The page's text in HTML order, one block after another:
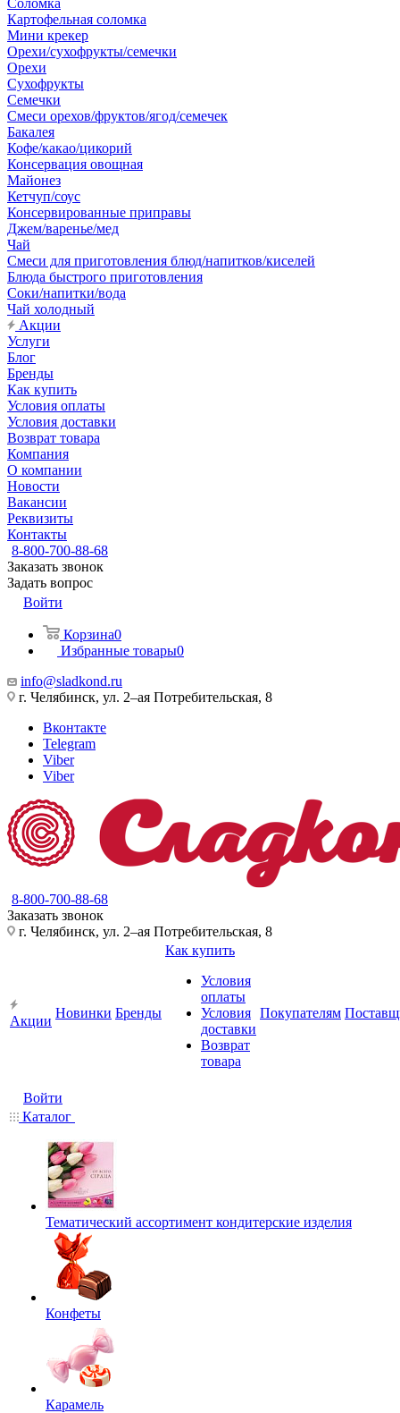
Соломка
Картофельная соломка
Мини крекер
Орехи/сухофрукты/семечки
Орехи
Сухофрукты
Семечки
Смеси орехов/фруктов/ягод/семечек
Бакалея
Кофе/какао/цикорий
Консервация овощная
Майонез
Кетчуп/соус
Консервированные приправы
Джем/варенье/мед
Чай
Смеси для приготовления блюд/напитков/киселей
Блюда быстрого приготовления
Соки/напитки/вода
Чай холодный
Акции
Услуги
Блог
Бренды
Как купить
Условия оплаты
Условия доставки
Возврат товара
Компания
О компании
Новости
Вакансии
Реквизиты
Контакты
8-800-700-88-68
Заказать звонок
Задать вопрос
Войти
Корзина0
Избранные товары0
info@sladkond.ru
г. Челябинск, ул. 2–ая Потребительская, 8
Вконтакте
Telegram
Viber
Viber
8-800-700-88-68
Заказать звонок
г. Челябинск, ул. 2–ая Потребительская, 8
Акции
Новинки Бренды
Как купить
Условия
оплаты
Условия
доставки
Возврат
товара
Покупателям
Войти
Каталог
Тематический ассортимент кондитерские изделия
Конфеты
Карамель